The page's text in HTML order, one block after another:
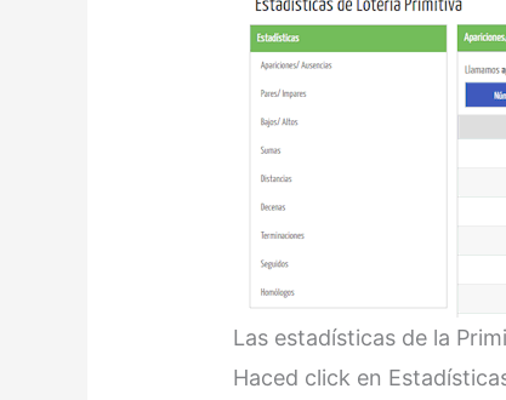
Las estadísticas de la
Haced click en